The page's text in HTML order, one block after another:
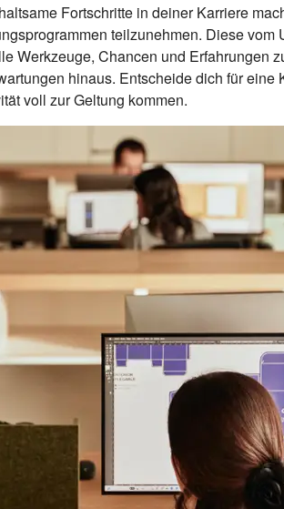
Fortschritte in deiner Karriere
teilzunehmen. Diese vom
Werkzeuge, Chancen und Erfahrungen
hinaus. Entscheide dich für
voll zur Geltung kommen.